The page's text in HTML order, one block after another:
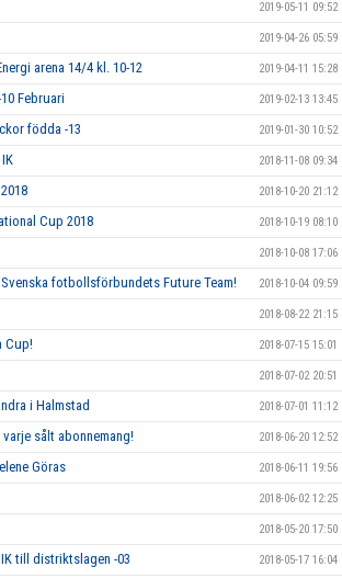
2019-05-11 09:52
2019-04-26 05:59
arena 14/4 kl. 10-12 2019-04-11 15:28
Februari 2019-02-13 13:45
födda -13 2019-01-30 10:52
2018-11-08 09:34
2018-10-20 21:12
Cup 2018 2018-10-19 08:10
2018-10-08 17:06
fotbollsförbundets Future Team! 2018-10-04 09:59
2018-08-22 21:15
Cup! 2018-07-15 15:01
2018-07-02 20:51
i Halmstad 2018-07-01 11:12
sålt abonnemang! 2018-06-20 12:52
Göras 2018-06-11 19:56
2018-06-02 12:25
2018-05-20 17:50
till distriktslagen -03 2018-05-17 16:04